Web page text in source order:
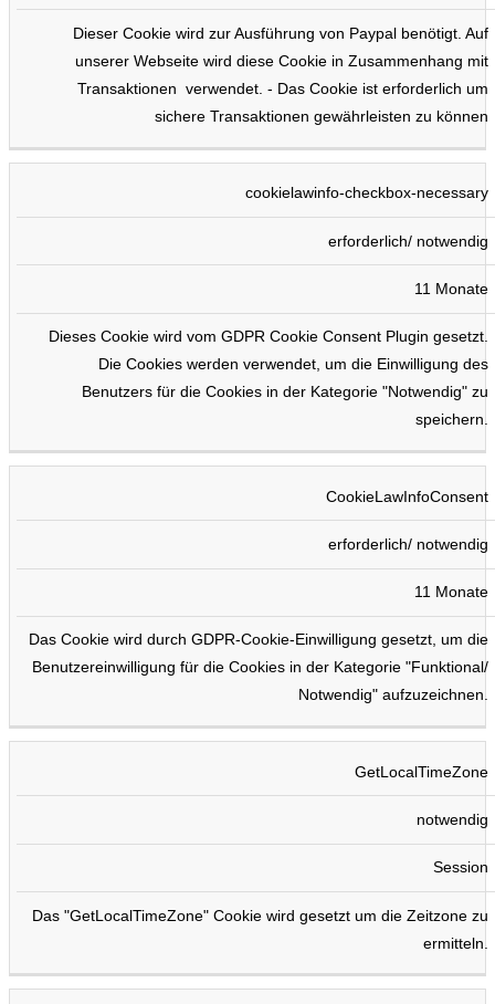
Dieser Cookie wird zur Ausführung von Paypal benötigt. Auf
unserer Webseite wird diese Cookie in Zusammenhang mit
Transaktionen verwendet. - Das Cookie ist erforderlich um
sichere Transaktionen gewährleisten zu können
cookielawinfo-checkbox-necessary
erforderlich/ notwendig
11 Monate
Dieses Cookie wird vom GDPR Cookie Consent Plugin gesetzt.
Die Cookies werden verwendet, um die Einwilligung des
Benutzers für die Cookies in der Kategorie "Notwendig" zu
speichern.
CookieLawInfoConsent
erforderlich/ notwendig
11 Monate
Das Cookie wird durch GDPR-Cookie-Einwilligung gesetzt, um die
Benutzereinwilligung für die Cookies in der Kategorie "Funktional/
Notwendig" aufzuzeichnen.
GetLocalTimeZone
notwendig
Session
Das "GetLocalTimeZone" Cookie wird gesetzt um die Zeitzone zu
ermitteln.